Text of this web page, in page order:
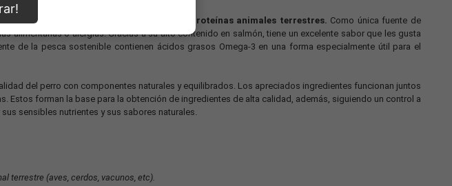
con sensibilidad a los cereales o a las proteínas animales terrestres. Como única fuente de
alimentarias o alergias. Gracias a su alto contenido en salmón, tiene un excelente sabor que les gusta
de la pesca sostenible contienen ácidos grasos Omega-3 en una forma especialmente útil para el
del perro con componentes naturales y equilibrados. Los apreciados ingredientes funcionan juntos
Estos forman la base para la obtención de ingredientes de alta calidad, además, siguiendo un control a
sensibles nutrientes y sus sabores naturales.
terrestre (aves, cerdos, vacunos, etc).